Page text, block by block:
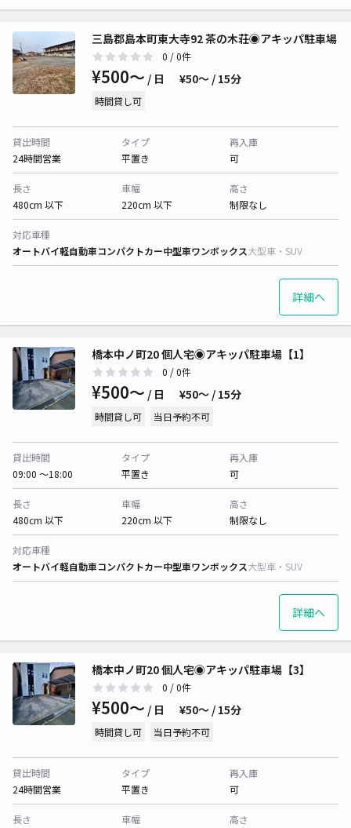
三島郡島本町東大寺92 茶の木荘◉アキッパ駐車場
0 / 0件
¥500〜 / 日 ¥50〜 / 15分
時間貸し可
貸出時間
24時間営業
タイプ
平置き
再入庫
可
長さ
480cm 以下
車幅
220cm 以下
高さ
制限なし
対応車種
オートバイ軽自動車コンパクトカー中型車ワンボックス大型車・SUV
詳細へ
橋本中ノ町20 個人宅◉アキッパ駐車場【1】
0 / 0件
¥500〜 / 日 ¥50〜 / 15分
時間貸し可 当日予約不可
貸出時間
09:00 〜18:00
タイプ
平置き
再入庫
可
長さ
480cm 以下
車幅
220cm 以下
高さ
制限なし
対応車種
オートバイ軽自動車コンパクトカー中型車ワンボックス大型車・SUV
詳細へ
橋本中ノ町20 個人宅◉アキッパ駐車場【3】
0 / 0件
¥500〜 / 日 ¥50〜 / 15分
時間貸し可 当日予約不可
貸出時間
24時間営業
タイプ
平置き
再入庫
可
長さ
車幅
高さ